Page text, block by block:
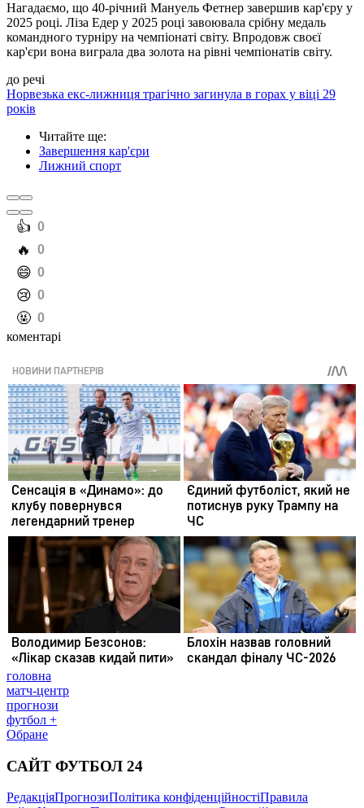
Нагадаємо, що 40-річний Мануель Фетнер завершив кар'єру у
2025 році. Ліза Едер у 2025 році завоювала срібну медаль
командного турніру на чемпіонаті світу. Впродовж своєї
кар'єри вона виграла два золота на рівні чемпіонатів світу.
до речі
Норвезька екс-лижниця трагічно загинула в горах у віці 29
років
Читайте ще:
Завершення кар'єри
Лижний спорт
️👍 0
️🔥 0
️😄 0
️😢 0
️🤬 0
коментарі
головна
матч-центр
прогнози
футбол +
Обране
САЙТ ФУТБОЛ 24
РедакціяПрогнозиПолітика конфіденційностіПравила